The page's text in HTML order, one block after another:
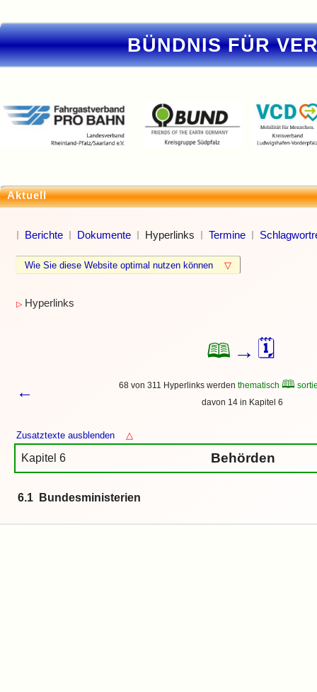
BÜNDNIS FÜR
Aktuell
Berichte Dokumente Hyperlinks Termine
Wie Sie diese Website optimal nutzen können ▽
▷ Hyperlinks
🕮 → 🗓
← 68 von 311 Hyperlinks werden thematisch 🕮
davon 14 in Kapitel 6
Zusatztexte ausblenden △
Kapitel 6 Behörden
6.1 Bundesministerien